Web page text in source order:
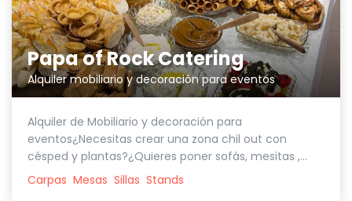
Papa of Rock Catering
Alquiler mobiliario y decoración para eventos
Alquiler de Mobiliario y decoración para
eventos¿Necesitas crear una zona chil out con
césped y plantas?¿Quieres poner sofás, mesitas ,...
Carpas Mesas Sillas Stands